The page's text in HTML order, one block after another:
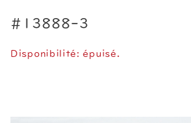
#13888-3
Disponibilité: épuisé.